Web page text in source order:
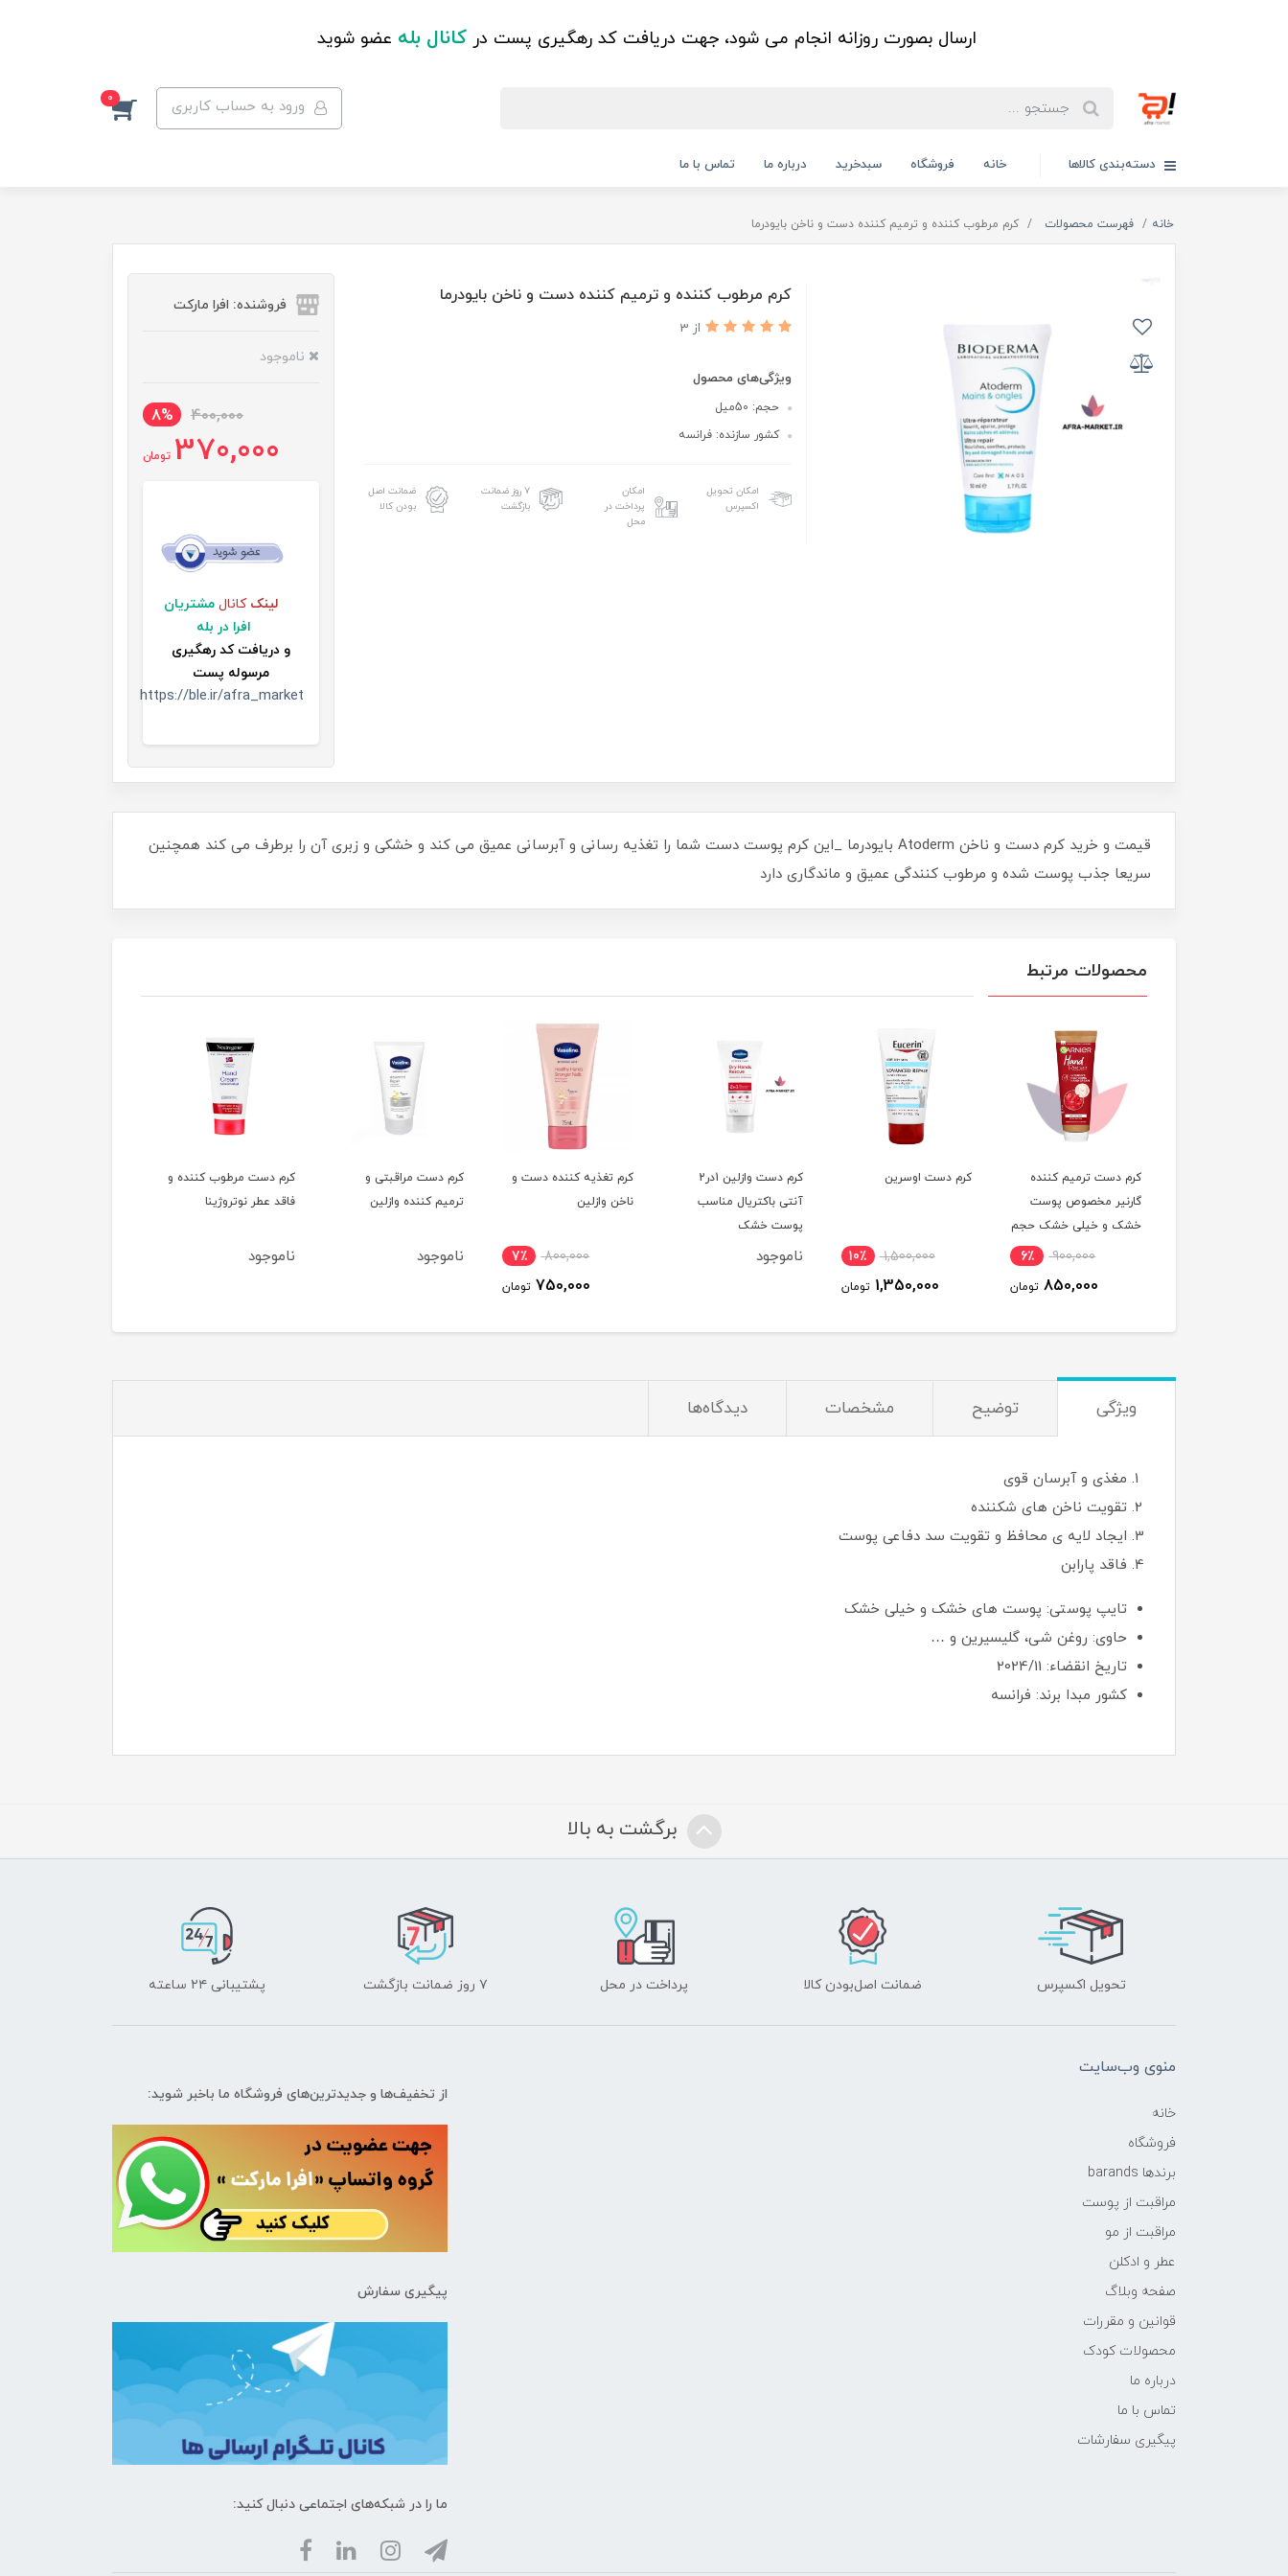
ارسال بصورت روزانه انجام می شود، جهت دریافت کد رهگیری پست در کانال بله عضو شوید
ورود به حساب کاربری 0
دسته‌بندی کالاها خانه فروشگاه سبدخرید درباره ما تماس با ما
خانه فهرست محصولات کرم مرطوب کننده و ترمیم کننده دست و ناخن بایودرما
کرم مرطوب کننده و ترمیم کننده دست و ناخن بایودرما
از 3
ویژگی‌های محصول
حجم: 50میل
کشور سازنده: فرانسه
امکان تحویل
اکسپرس
امکان
پرداخت در
محل
۷ روز ضمانت
بازگشت
ضمانت اصل
بودن کالا
فروشنده: افرا مارکت
ناموجود
400,000
8%
370,000 تومان
لینک کانال مشتریان
افرا در بله
و دریافت کد رهگیری
مرسوله پست
https://ble.ir/afra_market
قیمت و خرید کرم دست و ناخن Atoderm بایودرما _این کرم پوست دست شما را تغذیه رسانی و آبرسانی عمیق می کند و خشکی و زبری آن را برطرف می کند همچنین
سریعا جذب پوست شده و مرطوب کنندگی عمیق و ماندگاری دارد
محصولات مرتبط
کرم دست اوسرین
1,500,000 10٪
1,350,000 تومان
ناموجود
کرم تغذیه کننده دست و
ناخن وازلین
کرم دست مراقبتی و
ترمیم کننده وازلین
ناموجود
کرم دست مرطوب کننده و
فاقد عطر نوتروژینا
ناموجود
کرم دست مرطوب کننده
نوتروژینا
ناموجود
ویژگی توضیح مشخصات دیدگاه‌ها
مغذی و آبرسان قوی
تقویت ناخن های شکننده
ایجاد لایه ی محافظ و تقویت سد دفاعی پوست
فاقد پارابن
تایپ پوستی: پوست های خشک و خیلی خشک
حاوی: روغن شی، گلیسیرین و …
تاریخ انقضاء: 2024/11
کشور مبدا برند: فرانسه
برگشت به بالا
تحویل اکسپرس ضمانت اصل‌بودن کالا پرداخت در محل ۷ روز ضمانت بازگشت پشتیبانی ۲۴ ساعته
منوی وب‌سایت
خانه
فروشگاه
برندها barands
مراقبت از پوست
مراقبت از مو
عطر و ادکلن
صفحه وبلاگ
قوانین و مقررات
محصولات کودک
درباره ما
تماس با ما
پیگیری سفارشات
از تخفیف‌ها و جدیدترین‌های فروشگاه ما باخبر شوید:
پیگیری سفارش
ما را در شبکه‌های اجتماعی دنبال کنید: